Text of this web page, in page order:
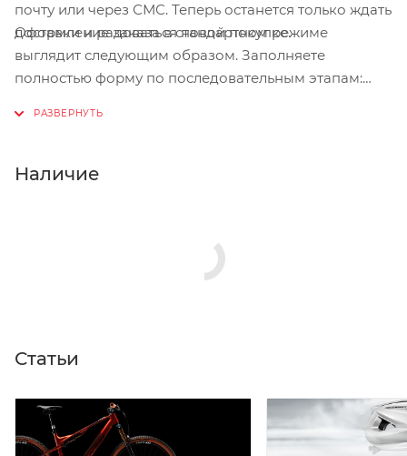
почту или через СМС. Теперь останется только ждать
доставки и радоваться новой покупке.
Оформление заказа в стандартном режиме
выглядит следующим образом. Заполняете
полностью форму по последовательным этапам:
Нажмите кнопку «Оформить заказ».
Наличие
Статьи